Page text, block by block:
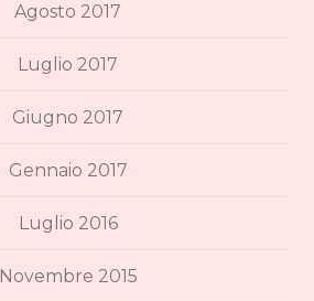
Agosto 2017
Luglio 2017
Giugno 2017
Gennaio 2017
Luglio 2016
Novembre 2015